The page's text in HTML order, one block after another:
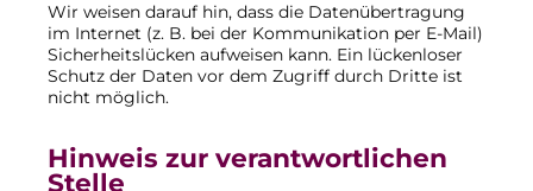
Wir weisen darauf hin, dass die Datenübertragung
im Internet (z. B. bei der Kommunikation per E-Mail)
Sicherheitslücken aufweisen kann. Ein lückenloser
Schutz der Daten vor dem Zugriff durch Dritte ist
nicht möglich.
Hinweis zur verantwortlichen
Stelle